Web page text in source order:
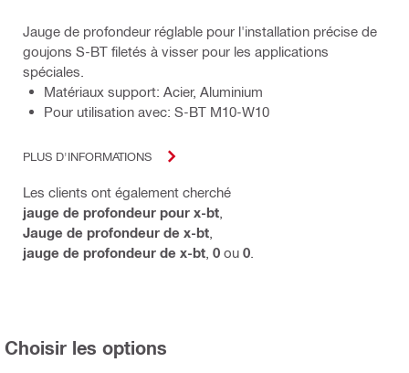
Jauge de profondeur réglable pour l'installation précise de
goujons S-BT filetés à visser pour les applications
spéciales.
Matériaux support: Acier, Aluminium
Pour utilisation avec: S-BT M10-W10
PLUS D'INFORMATIONS
Les clients ont également cherché
jauge de profondeur pour x-bt
Jauge de profondeur de x-bt
jauge de profondeur de x-bt 0 ou 0
Choisir les options